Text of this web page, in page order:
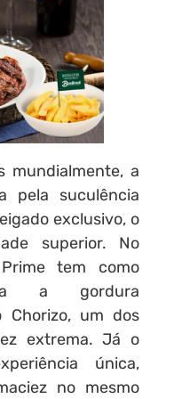
mundialmente, a
pela suculência
exclusivo, o
superior. No
tem como
a gordura
Chorizo, um dos
extrema. Já o
única,
no mesmo